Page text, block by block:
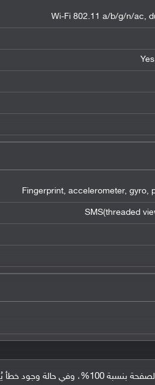
Wi-Fi 802.11 a/b/g/n/ac,
Fingerprint, accelerometer, gyro,
SMS(threaded
وجود خطأ يُرجى